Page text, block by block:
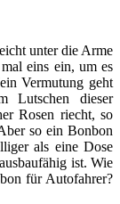
unter die Arme
eins ein, um es
Vermutung geht
Lutschen dieser
Rosen riecht, so
so ein Bonbon
als eine Dose
ist. Wie
für Autofahrer?